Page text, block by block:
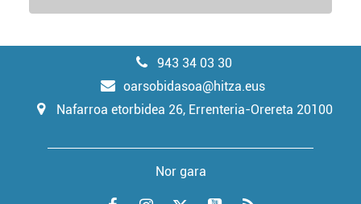
943 34 03 30
oarsobidasoa@hitza.eus
Nafarroa etorbidea 26, Errenteria-Orereta 20100
Nor gara